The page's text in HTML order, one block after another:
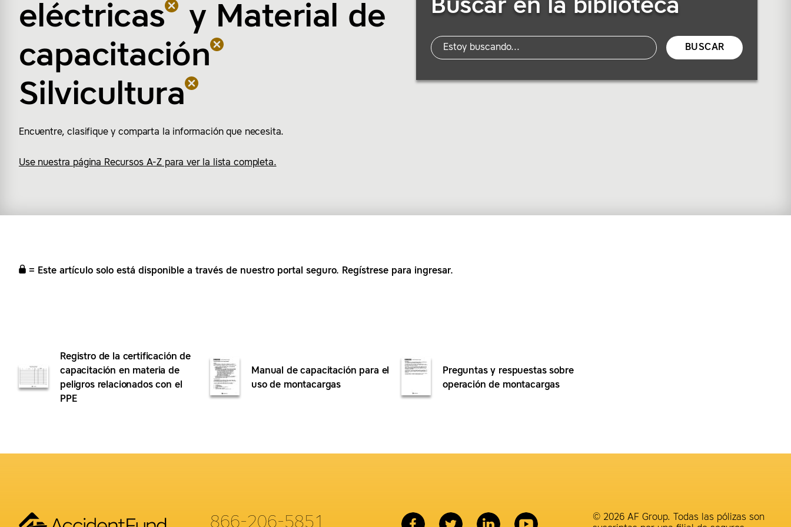
eléctricas
y Material de
capacitación
Silvicultura
Encuentre, clasifique y comparta la información que necesita.
Use nuestra página Recursos A-Z para ver la lista completa.
Buscar en la biblioteca
BUSCAR
= Este artículo solo está disponible a través de nuestro portal seguro. Regístrese para ingresar.
Registro de la certificación de
capacitación en materia de
peligros relacionados con el
PPE
Manual de capacitación para el
uso de montacargas
Preguntas y respuestas sobre
operación de montacargas
866-206-5851
© 2026 AF Group. Todas las pólizas son